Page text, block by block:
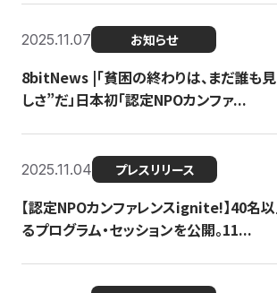
2025.11.07 お知らせ
8bitNews |「貧困の終わりは、まだ誰も
しさ”だ」日本初「認定NPOカンファ...
2025.11.04 プレスリリース
【認定NPOカンファレンスignite!】40名
るプログラム・セッションを公開。11...